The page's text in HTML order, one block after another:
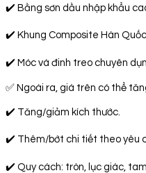
✔️ Bằng sơn dầu nhập khẩu
✔️ Khung Composite Hàn
✔️ Móc và đinh treo chuyên
✅ Ngoài ra, giá trên có thể
✔️ Tăng/giảm kích thước.
✔️ Thêm/bớt chi tiết theo yêu
✔️ Quy cách: tròn, lục giác,